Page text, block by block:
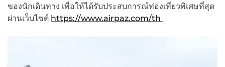
ของนักเดินทาง เพื่อให้ได้รับประสบการณ์ท่องเที่ยวพิเศษที่สุด
ผ่านเว็บไซต์ https://www.airpaz.com/th